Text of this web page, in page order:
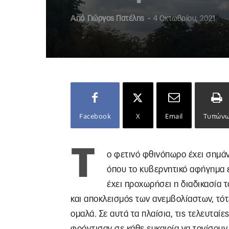
Από Γιώργος Πατέλης - 4 Οκτωβρίου, 2021
Facebook X Email
Τ
ο φετινό φθινόπωρο έχει
όπου το κυβερνητικό αφήγημα
έχει προχωρήσει η διαδικασία
και αποκλεισμός των ανεμβολίαστων,
ομαλά. Σε αυτά τα πλαίσια, τις